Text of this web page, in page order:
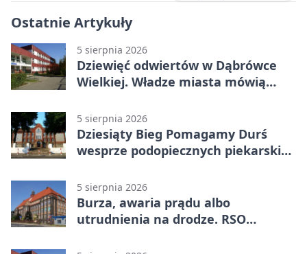
Ostatnie Artykuły
5 sierpnia 2026
Dziewięć odwiertów w Dąbrówce
Wielkiej. Władze miasta mówią
5 sierpnia 2026
Dziesiąty Bieg Pomagamy Durś
wesprze podopiecznych piekarskich
5 sierpnia 2026
Burza, awaria prądu albo
utrudnienia na drodze. RSO